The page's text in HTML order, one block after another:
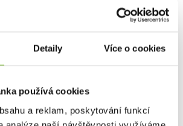
Detaily Více o cookies
používá cookies
a reklam, poskytování funkcí
skvělé lifestyle produkty, jako jsou
nosit oblečení, které reflektuje
i v běžném životě.
a kvalitě je oblíbenou
i sportovních rybářů po celém
to, zda jste na vodě nebo trávíte čas